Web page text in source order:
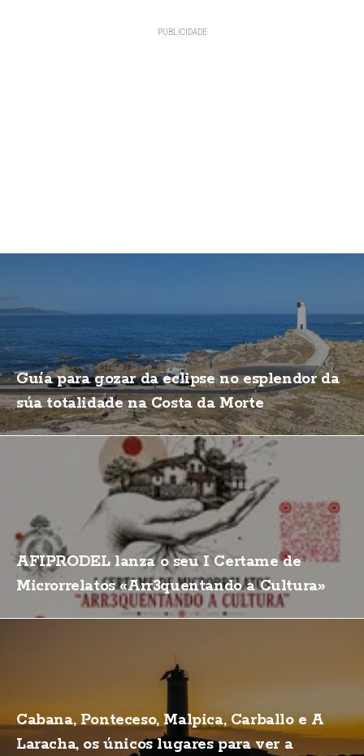
Guía para gozar da eclipse no esplendor da
súa totalidade na Costa da Morte
AFIPRODEL lanza o seu I Certame de
Microrrelatos «Arr3quentando a Cultura»
Cabana, Ponteceso, Malpica, Carballo e A
Laracha, os únicos lugares para ver a